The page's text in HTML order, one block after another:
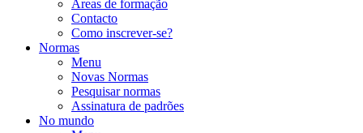
Áreas de formação
Contacto
Como inscrever-se?
Normas
Menu
Novas Normas
Pesquisar normas
Assinatura de padrões
No mundo